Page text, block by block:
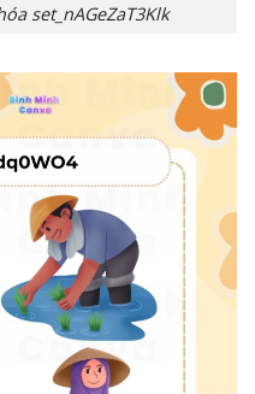
set_nAGeZaT3Klk